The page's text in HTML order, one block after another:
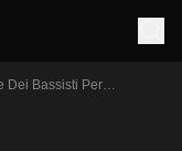
Dei Bassisti Per